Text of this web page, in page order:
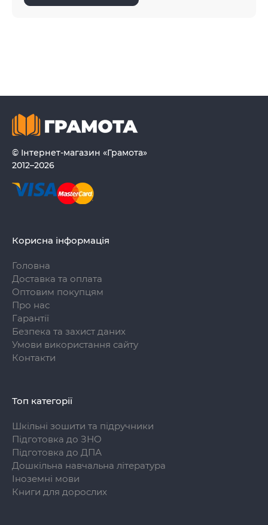
© Інтернет-магазин «Грамота»
2012–2026
Корисна інформація
Головна
Доставка та оплата
Оптовим покупцям
Про нас
Гарантії
Безпека та захист даних
Умови використання сайту
Контакти
Топ категорії
Шкільні зошити та підручники
Підготовка до ЗНО
Підготовка до ДПА
Дошкільна навчальна література
Іноземні мови
Книги для дорослих